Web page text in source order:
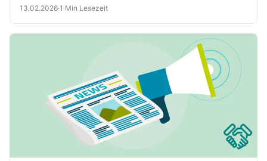
13.02.2026·1 Min Lesezeit